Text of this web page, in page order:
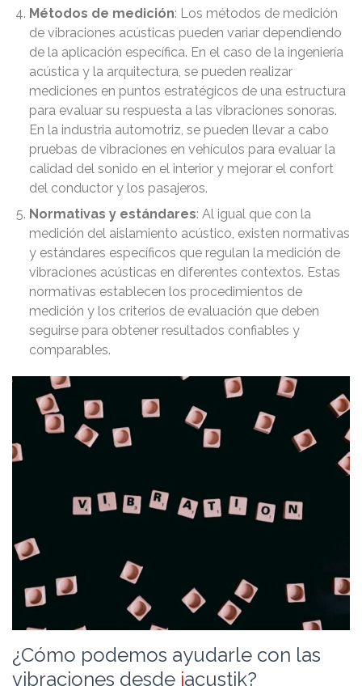
Métodos de medición: Los métodos de medición
de vibraciones acústicas pueden variar dependiendo
de la aplicación específica. En el caso de la ingeniería
acústica y la arquitectura, se pueden realizar
mediciones en puntos estratégicos de una estructura
para evaluar su respuesta a las vibraciones sonoras.
En la industria automotriz, se pueden llevar a cabo
pruebas de vibraciones en vehículos para evaluar la
calidad del sonido en el interior y mejorar el confort
del conductor y los pasajeros.
Normativas y estándares: Al igual que con la
medición del aislamiento acústico, existen normativas
y estándares específicos que regulan la medición de
vibraciones acústicas en diferentes contextos. Estas
normativas establecen los procedimientos de
medición y los criterios de evaluación que deben
seguirse para obtener resultados confiables y
comparables.
¿Cómo podemos ayudarle con las
vibraciones desde iacustik?